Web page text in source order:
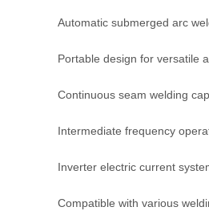
Automatic submerged arc
Portable design for versatile
Continuous seam welding
Intermediate frequency
Inverter electric current
Compatible with various